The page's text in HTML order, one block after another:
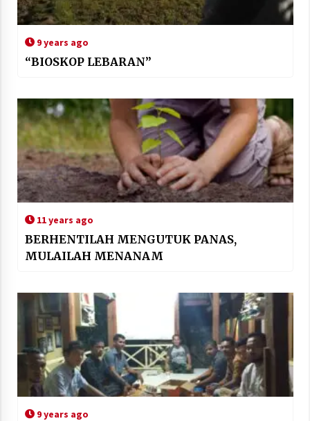
9 years ago
“BIOSKOP LEBARAN”
11 years ago
BERHENTILAH MENGUTUK PANAS,
MULAILAH MENANAM
9 years ago